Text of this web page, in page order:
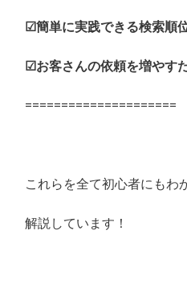
☑簡単に実践できる検索順
☑お客さんの依頼を増やす
=====================
これらを全て初心者にもわ
解説しています！